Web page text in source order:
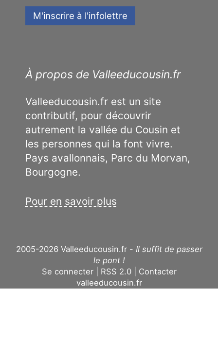
À propos de Valleeducousin.fr
Valleeducousin.fr est un site
contributif, pour découvrir
autrement la vallée du Cousin et
les personnes qui la font vivre.
Pays avallonnais, Parc du Morvan,
Bourgogne.
Pour en savoir plus
2005-2026 Valleeducousin.fr - Il suffit de passer
le pont !
Se connecter
RSS 2.0
Contacter
valleeducousin.fr